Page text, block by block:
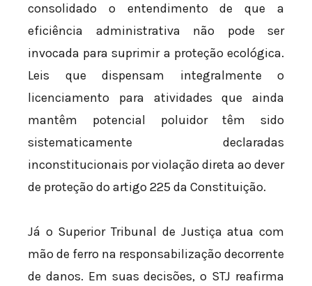
consolidado o entendimento de que a
eficiência administrativa não pode ser
invocada para suprimir a proteção ecológica.
Leis que dispensam integralmente o
licenciamento para atividades que ainda
mantêm potencial poluidor têm sido
sistematicamente declaradas
inconstitucionais por violação direta ao dever
de proteção do artigo 225 da Constituição.
Já o Superior Tribunal de Justiça atua com
mão de ferro na responsabilização decorrente
de danos. Em suas decisões, o STJ reafirma